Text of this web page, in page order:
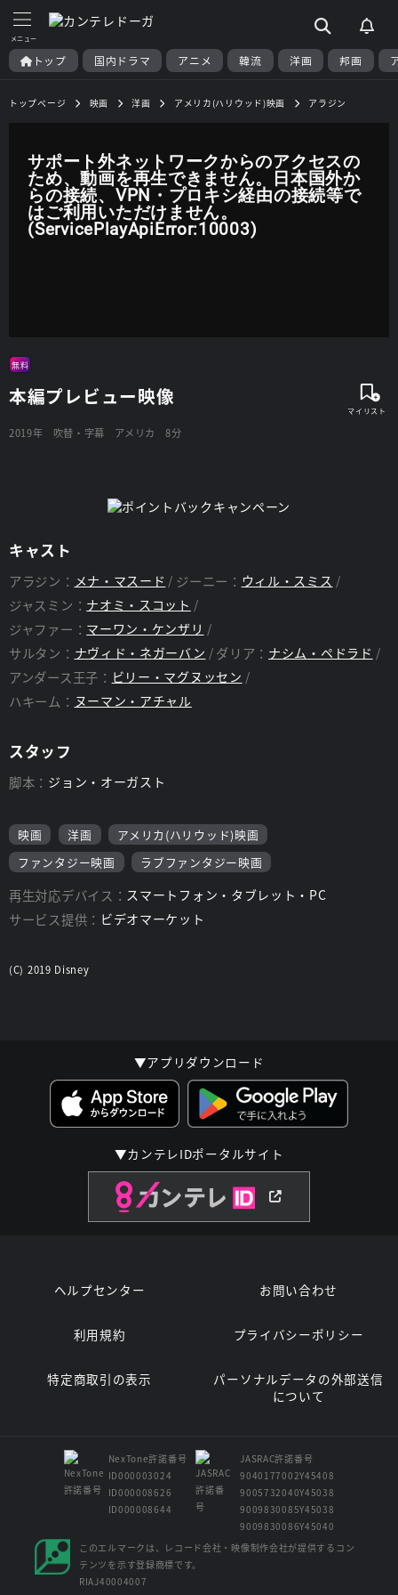
トップ 国内ドラマ アニメ 韓流 洋画 邦画
トップページ 映画 洋画 アメリカ(ハリウッド)映画 アラジン
サポート外ネットワークからのアクセスの
ため、動画を再生できません。日本国外か
らの接続、VPN・プロキシ経由の接続等で
はご利用いただけません。
(ServicePlayApiError:10003)
無料
本編プレビュー映像
2019年 吹替・字幕 アメリカ 8分
キャスト
アラジン： メナ・マスード ジーニー： ウィル・スミス
ジャスミン： ナオミ・スコット
ジャファー： マーワン・ケンザリ
サルタン： ナヴィド・ネガーバン ダリア： ナシム・ペドラド
アンダース王子： ビリー・マグヌッセン
ハキーム： ヌーマン・アチャル
スタッフ
脚本： ジョン・オーガスト
映画 洋画
アメリカ(ハリウッド)映画
ファンタジー映画
ラブファンタジー映画
再生対応デバイス： スマートフォン・タブレット・PC
サービス提供： ビデオマーケット
(C) 2019 Disney
▼アプリダウンロード
▼カンテレIDポータルサイト
ヘルプセンター お問い合わせ
利用規約 プライバシーポリシー
特定商取引の表示
パーソナルデータの外部送信
について
NexTone許諾番号
ID000003024
ID000008626
ID000008644
JASRAC許諾番号
9040177002Y45408
9005732040Y45038
9009830085Y45038
9009830086Y45040
このエルマークは、レコード会社・映像制作会社が提供するコン
テンツを示す登録商標です。
RIAJ40004007